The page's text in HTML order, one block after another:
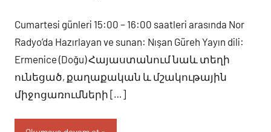
Cumartesi günleri 15:00 – 16:00 saatleri arasında Nor
Radyo’da Hazırlayan ve sunan: Nışan Güreh Yayın dili:
Ermenice (Doğu) Հայաստանում նաև տեղի
ունեցած, քաղաքական և մշակութային
միջոցառումների […]